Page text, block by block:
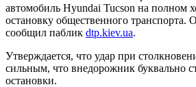
автомобиль Hyundai Tucson на полном
остановку общественного транспорта.
сообщил паблик dtp.kiev.ua.
Утверждается, что удар при
сильным, что внедорожник буквально
остановки.